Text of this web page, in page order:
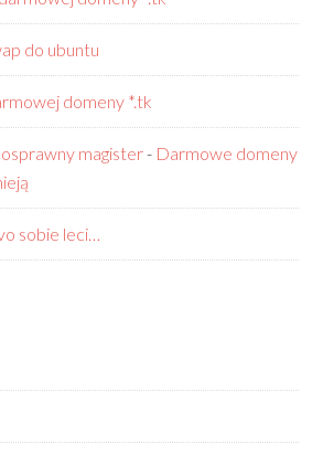
do ubuntu
domeny *.tk
magister- Darmowe domeny
sobie leci…